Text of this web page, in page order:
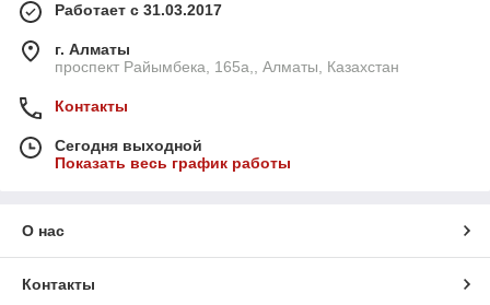
Работает с 31.03.2017
г. Алматы
проспект Райымбека, 165а,, Алматы, Казахстан
Контакты
Сегодня выходной
Показать весь график работы
О нас
Контакты